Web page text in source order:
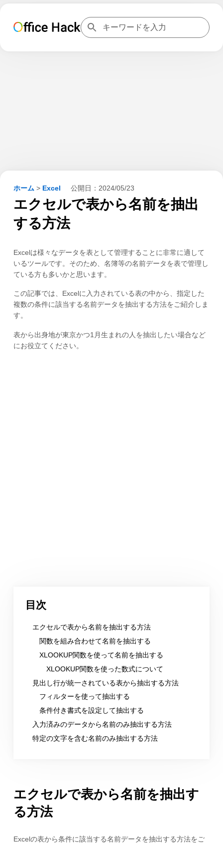
ホーム > Excel 公開日： 2024/05/23
エクセルで表から名前を抽出
する方法
Excelは様々なデータを表として管理することに非常に適して
いるツールです。そのため、名簿等の名前データを表で管理し
ている方も多いかと思います。
この記事では、Excelに入力されている表の中から、指定した
複数の条件に該当する名前データを抽出する方法をご紹介しま
す。
表から出身地が東京かつ1月生まれの人を抽出したい場合など
にお役立てください。
目次
エクセルで表から名前を抽出する方法
関数を組み合わせて名前を抽出する
XLOOKUP関数を使って名前を抽出する
XLOOKUP関数を使った数式について
見出し行が統一されている表から抽出する方法
フィルターを使って抽出する
条件付き書式を設定して抽出する
入力済みのデータから名前のみ抽出する方法
特定の文字を含む名前のみ抽出する方法
エクセルで表から名前を抽出す
る方法
Excelの表から条件に該当する名前データを抽出する方法をご